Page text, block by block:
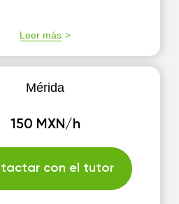
Leer más
Mérida
150 MXN/h
con el tutor